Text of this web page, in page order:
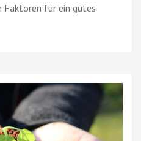
für ein gutes